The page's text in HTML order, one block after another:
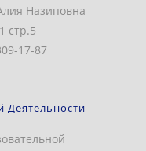
Назиповна
стр.5
17-87
Деятельности